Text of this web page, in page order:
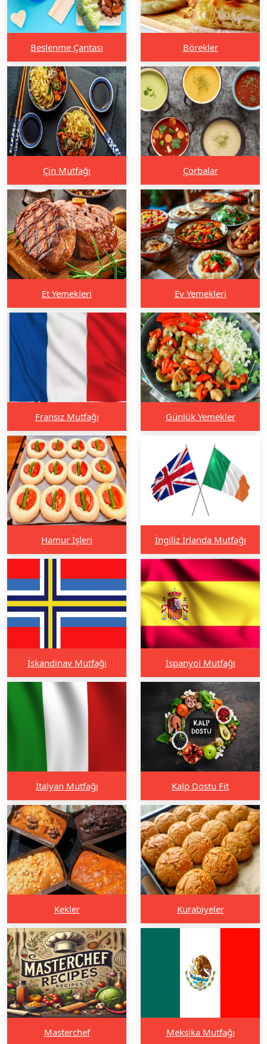
Beslenme Çantası Börekler
Çin Mutfağı Çorbalar
Et Yemekleri Ev Yemekleri
Fransız Mutfağı Günlük Yemekler
Hamur İşleri İngiliz İrlanda Mutfağı
İskandinav Mutfağı İspanyol Mutfağı
İtalyan Mutfağı Kalp Dostu Fit
Kekler Kurabiyeler
Masterchef Meksika Mutfağı